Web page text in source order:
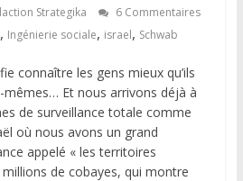
Strategika
6 Commentaires
, Ingénierie sociale, israel, Schwab
connaître les gens mieux qu’ils
mêmes… Et nous arrivons déjà à
de surveillance totale comme
où nous avons un grand
appelé « les territoires
de cobayes, qui montre